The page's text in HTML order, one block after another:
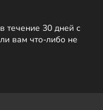
течение 30 дней с
вам что-либо не